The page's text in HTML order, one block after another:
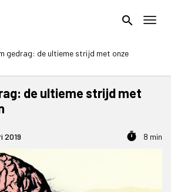
search
gedrag: de ultieme strijd met onze
de ultieme strijd met
2019 timer 8 min